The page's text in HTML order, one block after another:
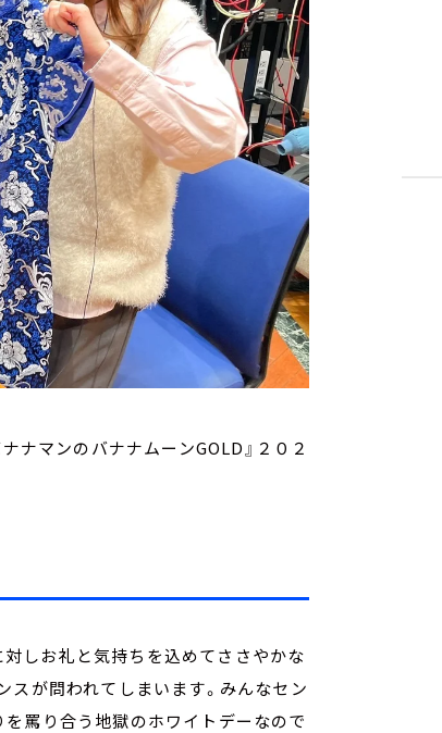
ナマンのバナナムーンGOLD』２０２
しお礼と気持ちを込めてささやかな
スが問われてしまいます。みんなセン
を罵り合う地獄のホワイトデーなので